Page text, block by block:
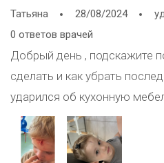
Татьяна 28/08/2024
0 ответов врачей
Добрый день , подскажите
сделать и как убрать
ударился об кухонную
большой шрам